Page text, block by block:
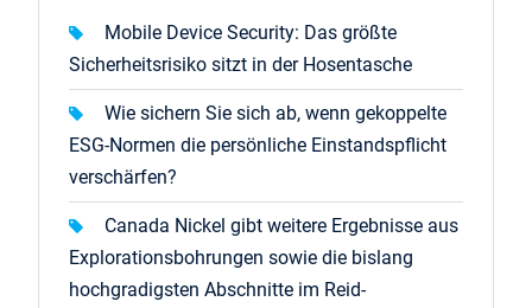
Mobile Device Security: Das größte
Sicherheitsrisiko sitzt in der Hosentasche
Wie sichern Sie sich ab, wenn gekoppelte
ESG-Normen die persönliche Einstandspflicht
verschärfen?
Canada Nickel gibt weitere Ergebnisse aus
Explorationsbohrungen sowie die bislang
hochgradigsten Abschnitte im Reid-